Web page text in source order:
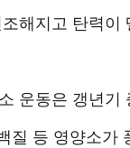
해지고 탄력이
운동은 갱년기
질 등 영양소가